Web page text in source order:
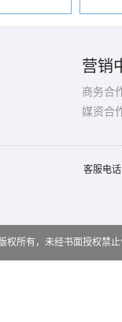
营销
商务合
媒资合
客服电
权所有，未经书面授权